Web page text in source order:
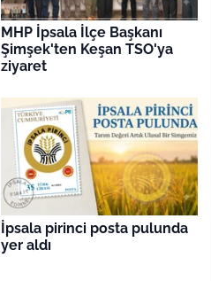
MHP İpsala İlçe Başkanı
Şimşek'ten Keşan TSO'ya
ziyaret
İpsala pirinci posta pulunda
yer aldı